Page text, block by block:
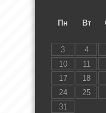
Пн
Вт
3
4
10
11
17
18
24
25
31